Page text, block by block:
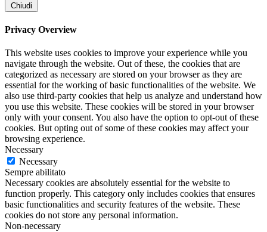
Chiudi
Privacy Overview
This website uses cookies to improve your experience while you
navigate through the website. Out of these, the cookies that are
categorized as necessary are stored on your browser as they are
essential for the working of basic functionalities of the website. We
also use third-party cookies that help us analyze and understand how
you use this website. These cookies will be stored in your browser
only with your consent. You also have the option to opt-out of these
cookies. But opting out of some of these cookies may affect your
browsing experience.
Necessary
Necessary
Sempre abilitato
Necessary cookies are absolutely essential for the website to
function properly. This category only includes cookies that ensures
basic functionalities and security features of the website. These
cookies do not store any personal information.
Non-necessary